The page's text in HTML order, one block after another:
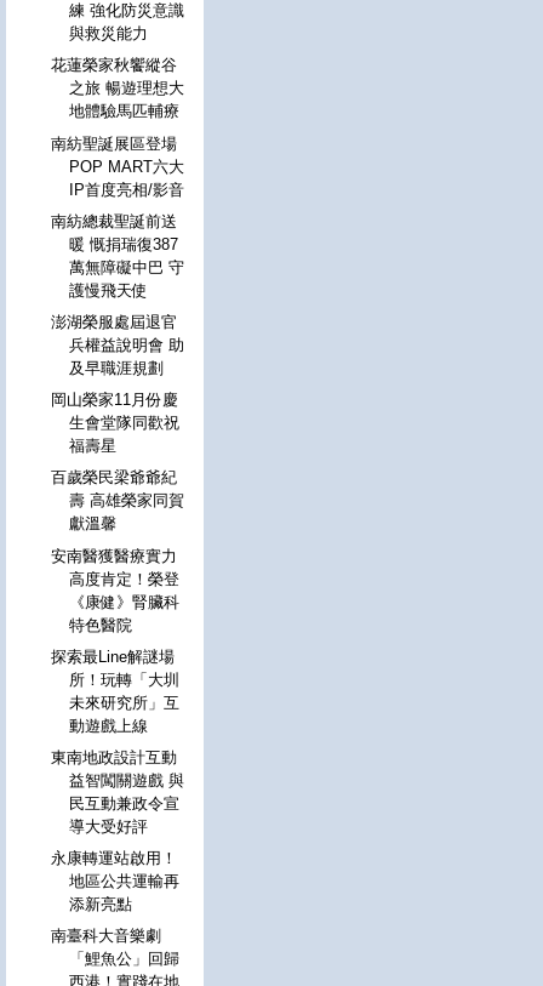
練 強化防災意識
與救災能力
花蓮榮家秋饗縱谷
之旅 暢遊理想大
地體驗馬匹輔療
南紡聖誕展區登場
POP MART六大
IP首度亮相/影音
南紡總裁聖誕前送
暖 慨捐瑞復387
萬無障礙中巴 守
護慢飛天使
澎湖榮服處屆退官
兵權益說明會 助
及早職涯規劃
岡山榮家11月份慶
生會堂隊同歡祝
福壽星
百歲榮民梁爺爺紀
壽 高雄榮家同賀
獻溫馨
安南醫獲醫療實力
高度肯定！榮登
《康健》腎臟科
特色醫院
探索最Line解謎場
所！玩轉「大圳
未來研究所」互
動遊戲上線
東南地政設計互動
益智闖關遊戲 與
民互動兼政令宣
導大受好評
永康轉運站啟用！
地區公共運輸再
添新亮點
南臺科大音樂劇
「鯉魚公」回歸
西港！實踐在地